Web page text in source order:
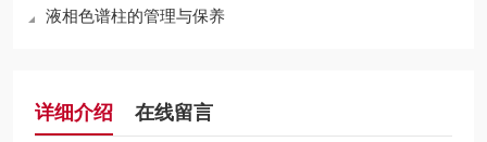
液相色谱柱的管理与保养
详细介绍 在线留言